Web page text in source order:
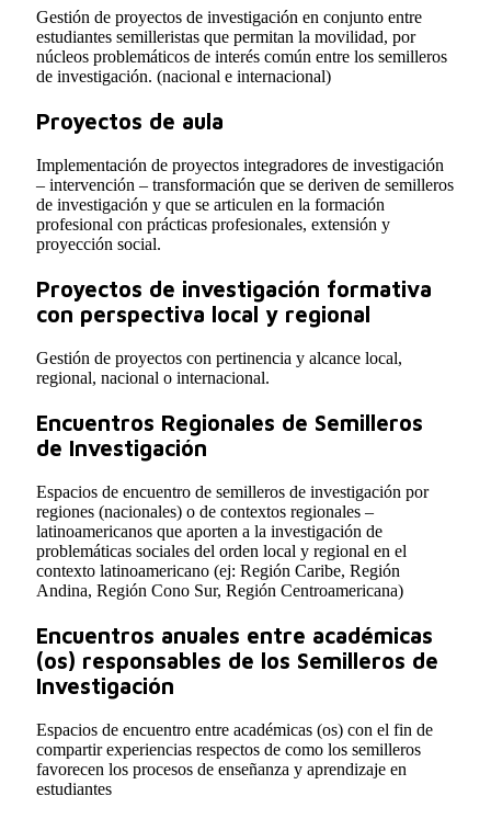
Gestión de proyectos de investigación en conjunto entre
estudiantes semilleristas que permitan la movilidad, por
núcleos problemáticos de interés común entre los semilleros
de investigación. (nacional e internacional)
Proyectos de aula
Implementación de proyectos integradores de investigación
– intervención – transformación que se deriven de semilleros
de investigación y que se articulen en la formación
profesional con prácticas profesionales, extensión y
proyección social.
Proyectos de investigación formativa
con perspectiva local y regional
Gestión de proyectos con pertinencia y alcance local,
regional, nacional o internacional.
Encuentros Regionales de Semilleros
de Investigación
Espacios de encuentro de semilleros de investigación por
regiones (nacionales) o de contextos regionales –
latinoamericanos que aporten a la investigación de
problemáticas sociales del orden local y regional en el
contexto latinoamericano (ej: Región Caribe, Región
Andina, Región Cono Sur, Región Centroamericana)
Encuentros anuales entre académicas
(os) responsables de los Semilleros de
Investigación
Espacios de encuentro entre académicas (os) con el fin de
compartir experiencias respectos de como los semilleros
favorecen los procesos de enseñanza y aprendizaje en
estudiantes